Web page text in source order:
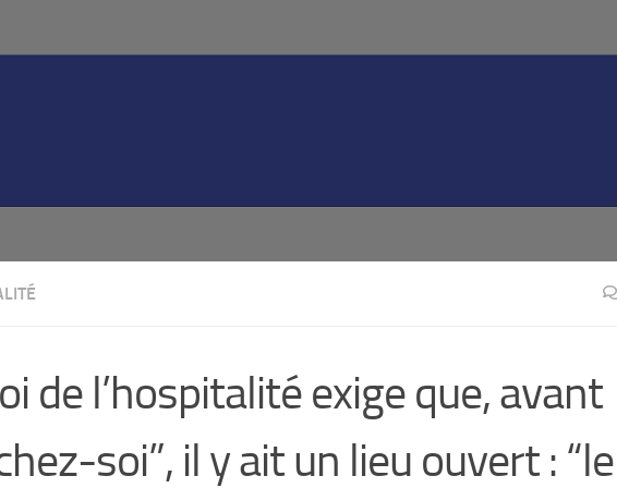
de l’hospitalité exige que, avant
soi”, il y ait un lieu ouvert : “le